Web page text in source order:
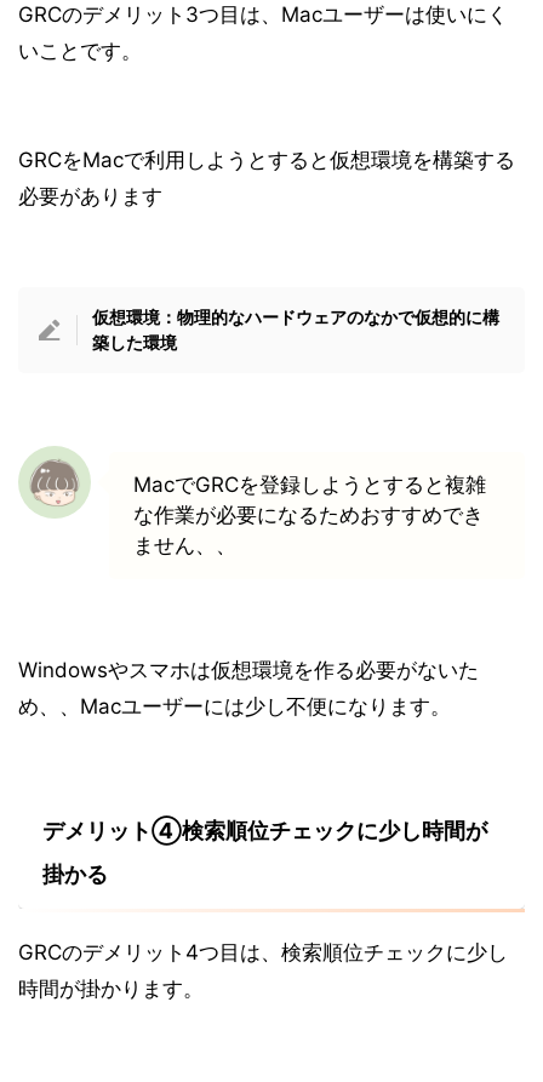
GRCのデメリット3つ目は、Macユーザーは使いにく
いことです。
GRCをMacで利用しようとすると仮想環境を構築する
必要があります
仮想環境：物理的なハードウェアのなかで仮想的に構
築した環境
MacでGRCを登録しようとすると複雑
な作業が必要になるためおすすめでき
ません、、
Windowsやスマホは仮想環境を作る必要がないた
め、、Macユーザーには少し不便になります。
デメリット④検索順位チェックに少し時間が
掛かる
GRCのデメリット4つ目は、検索順位チェックに少し
時間が掛かります。